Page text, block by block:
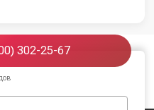
302-25-67